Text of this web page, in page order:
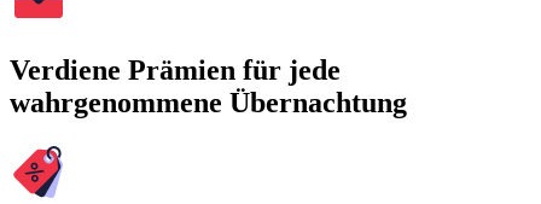
Verdiene Prämien für jede
wahrgenommene Übernachtung